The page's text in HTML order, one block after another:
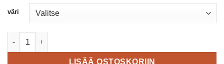
väri
TKB - Projekt Bag Amelia määrä
LISÄÄ OSTOSKORIIN